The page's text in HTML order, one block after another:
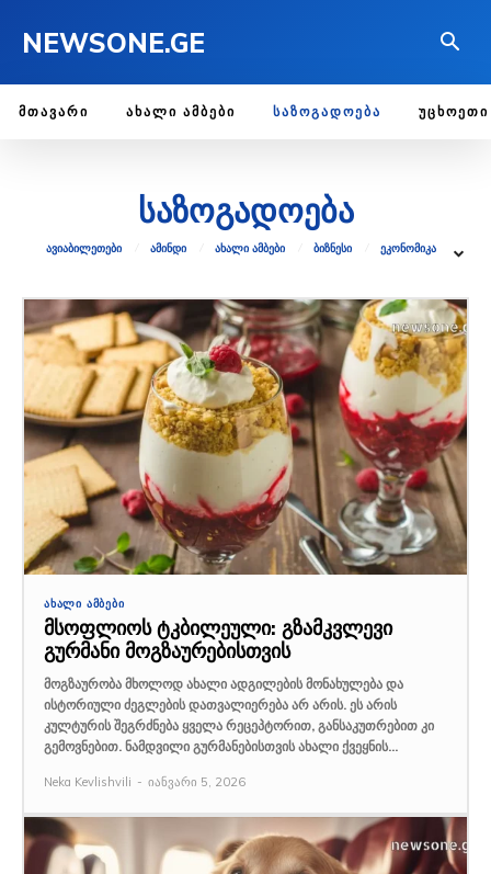
NEWSONE.GE
ᲛᲗᲐᲕᲐᲠᲘ ᲐᲮᲐᲚᲘ ᲐᲛᲑᲔᲑᲘ ᲡᲐᲖᲝᲒᲐᲓᲝᲔᲑᲐ ᲣᲪᲮᲝᲔᲗᲘ
საზოგადოება
ᲐᲕᲘᲐᲑᲘᲚᲔᲗᲔᲑᲘ ᲐᲛᲘᲜᲓᲘ ᲐᲮᲐᲚᲘ ᲐᲛᲑᲔᲑᲘ ᲑᲘᲖᲜᲔᲡᲘ ᲔᲙᲝᲜᲝᲛᲘᲙᲐ
ᲐᲮᲐᲚᲘ ᲐᲛᲑᲔᲑᲘ
მსოფლიოს ტკბილეული: გზამკვლევი
გურმანი მოგზაურებისთვის
მოგზაურობა მხოლოდ ახალი ადგილების მონახულება და
ისტორიული ძეგლების დათვალიერება არ არის. ეს არის
კულტურის შეგრძნება ყველა რეცეპტორით, განსაკუთრებით კი
გემოვნებით. ნამდვილი გურმანებისთვის ახალი ქვეყნის...
Neka Kevlishvili - იანვარი 5, 2026